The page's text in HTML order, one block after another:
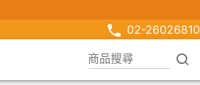
02-26026810